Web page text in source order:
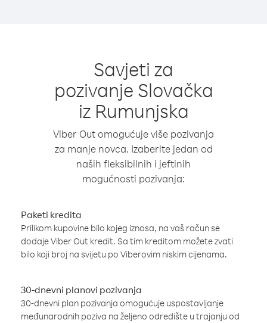
Savjeti za
pozivanje Slovačka
iz Rumunjska
Viber Out omogućuje više pozivanja
za manje novca. Izaberite jedan od
naših fleksibilnih i jeftinih
mogućnosti pozivanja:
Paketi kredita
Prilikom kupovine bilo kojeg iznosa, na vaš račun se
dodaje Viber Out kredit. Sa tim kreditom možete zvati
bilo koji broj na svijetu po Viberovim niskim cijenama.
30-dnevni planovi pozivanja
30-dnevni plan pozivanja omogućuje uspostavljanje
međunarodnih poziva na željeno odredište u trajanju od